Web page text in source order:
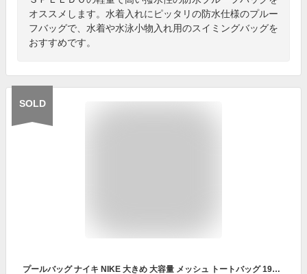
オススメします。水着入れにピッタリの防水仕様のプルー
フバッグで、水着や水泳小物入れ用のスイミングバッグを
おすすめです。
SOLD
プールバッグ ナイキ NIKE 大きめ 大容量 メッシュ トートバッグ 1994027 001 ホワイト 白 20L キッズ 男の子 女の子 プールバック トート 子供 大人 手提げ 小学生 中学生 高校生 水泳 スイミング スイム ビーチバッグ メンズ レディース 鞄 おしゃれ スポーツ ブランド